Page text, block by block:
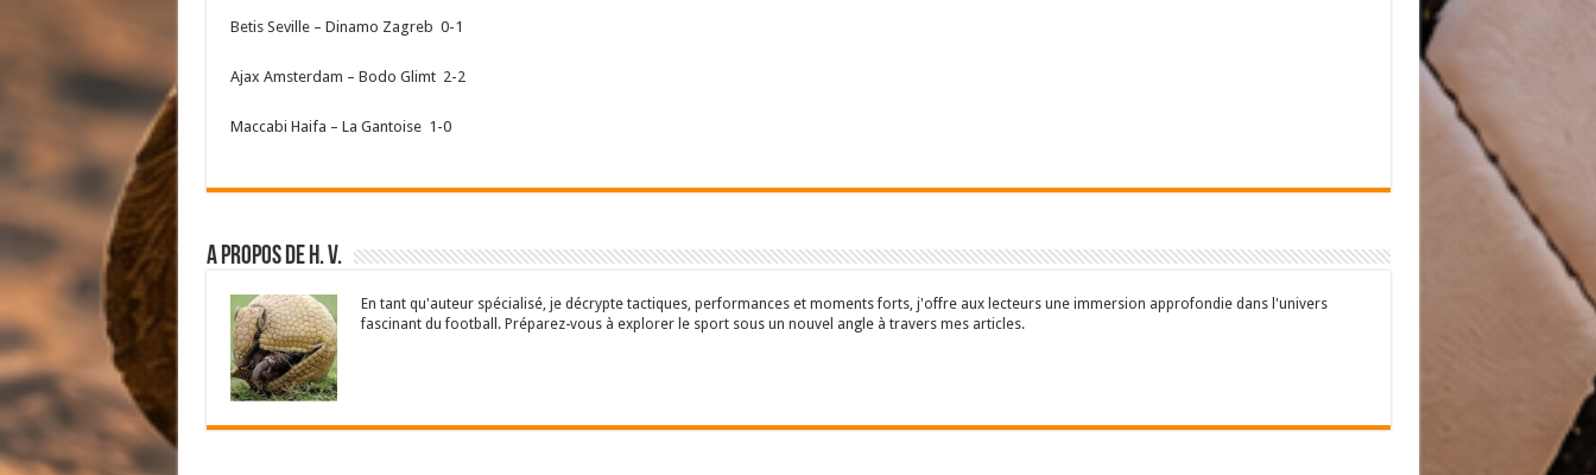
Betis Seville – Dinamo Zagreb 0-1
Ajax Amsterdam – Bodo Glimt 2-2
Maccabi Haifa – La Gantoise 1-0
A propos de H. V.
En tant qu'auteur spécialisé, je décrypte tactiques, performances et moments forts, j'offre aux lecteurs une immersion approfondie dans l'univers
fascinant du football. Préparez-vous à explorer le sport sous un nouvel angle à travers mes articles.